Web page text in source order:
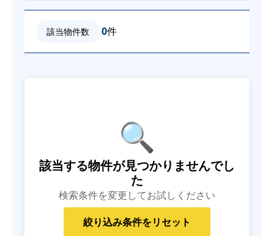
該当物件数 0件
🔍
該当する物件が見つかりませんでし
た
検索条件を変更してお試しください